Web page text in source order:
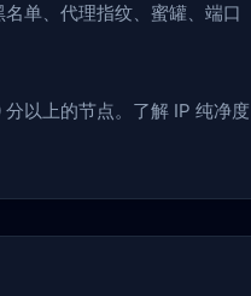
单、代理指纹、蜜罐、端口
以上的节点。了解 IP 纯净度